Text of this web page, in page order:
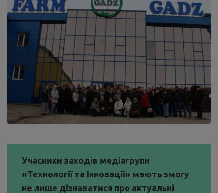
Учасники заходів медіагрупи
«Технології та Інновації» мають змогу
не лише дізнаватися про актуальні